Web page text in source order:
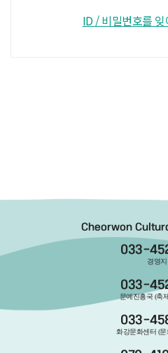
ID / 비밀번호를
Cheorwon
033-
경영
033-
문예진흥국 (축
033-
화강문화센터 (